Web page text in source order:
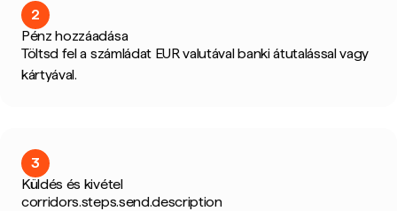
2
Pénz hozzáadása
Töltsd fel a számládat EUR valutával banki átutalással vagy
kártyával.
3
Küldés és kivétel
corridors.steps.send.description